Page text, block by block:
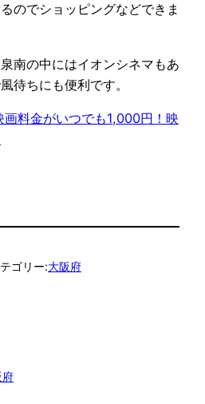
のでショッピングなどできま
南の中にはイオンシネマもあ
待ちにも便利です。
画料金がいつでも1,000円！映
ゴリー:大阪府
府